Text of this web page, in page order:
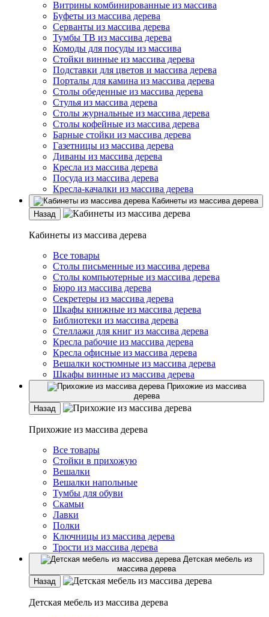
Витрины комбинированные из массива
Буфеты из массива дерева
Серванты из массива дерева
Тумбы ТВ из массива дерева
Комоды для посуды из массива
Стойки винные из массива дерева
Подставки для цветов и массива дерева
Порталы для камина из массива дерева
Столы обеденные из массива дерева
Стулья из массива дерева
Столы журнальные из массива дерева
Столы кофейные из массива дерева
Барные стойки из массива дерева
Газетницы из массива дерева
Диваны из массива дерева
Кресла из массива дерева
Посуда из массива дерева
Кресла-качалки из массива дерева
Кабинеты из массива дерева
Назад
Кабинеты из массива дерева
Все товары
Столы письменные из массива дерева
Столы компьютерные из массива дерева
Бюро из массива дерева
Секретеры из массива дерева
Шкафы книжные из массива дерева
Библиотеки из массива дерева
Стеллажи для книг из массива дерева
Кресла рабочие из массива дерева
Кресла офисные из массива дерева
Вешалки костюмные из массива дерева
Шкафы винные из массива дерева
Прихожие из массива
дерева
Назад
Прихожие из массива дерева
Все товары
Стойки в прихожую
Вешалки
Вешалки напольные
Тумбы для обуви
Скамьи
Лавки
Полки
Ключницы из массива дерева
Трости из массива дерева
Детская мебель из
массива дерева
Назад
Детская мебель из массива дерева